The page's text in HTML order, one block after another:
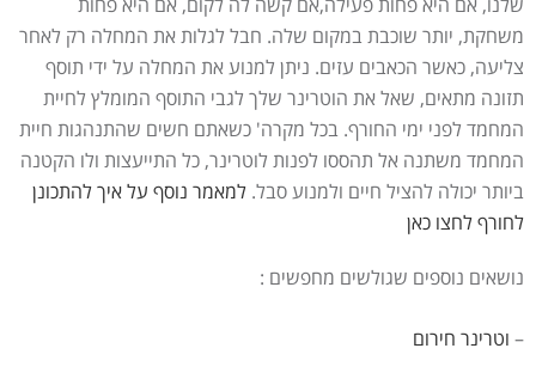
שלנו, אם היא פחות פעילה,אם קשה לה לקום, אם היא פחות
משחקת, יותר שוכבת במקום שלה. חבל לגלות את המחלה רק לאחר
צליעה, כאשר הכאבים עזים. ניתן למנוע את המחלה על ידי תוסף
תזונה מתאים, שאל את הוטרינר שלך לגבי התוסף המומלץ לחיית
המחמד לפני ימי החורף. בכל מקרה' כשאתם חשים שהתנהגות חיית
המחמד משתנה אל תהססו לפנות לוטרינר, כל התייעצות ולו הקטנה
ביותר יכולה להציל חיים ולמנוע סבל. למאמר נוסף על איך להתכונן
לחורף לחצו כאן
נושאים נוספים שגולשים מחפשים :
– וטרינר חירום